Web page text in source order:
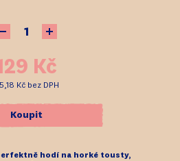
Kč
Kč bez DPH
Koupit
hodí na horké tousty,